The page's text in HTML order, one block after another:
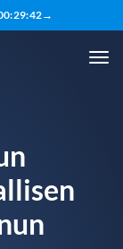
:29:41→